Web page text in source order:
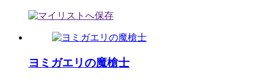
ヨミガエリの魔槍士